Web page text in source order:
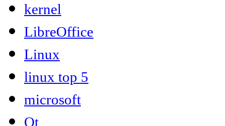
kernel
LibreOffice
Linux
linux top 5
microsoft
Qt